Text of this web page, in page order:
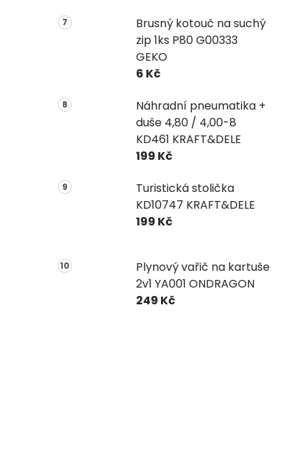
Brusný kotouč na suchý
zip 1ks P80 G00333
GEKO
6 Kč
Náhradní pneumatika +
duše 4,80 / 4,00-8
KD461 KRAFT&DELE
199 Kč
Turistická stolička
KD10747 KRAFT&DELE
199 Kč
Plynový vařič na kartuše
2v1 YA001 ONDRAGON
249 Kč